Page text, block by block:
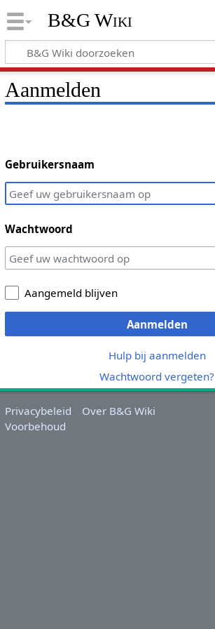
B&G Wiki
Aanmelden
Gebruikersnaam
Wachtwoord
Aangemeld blijven
Aanmelden
Hulp bij aanmelden
Wachtwoord vergeten?
Privacybeleid
Over B&G Wiki
Voorbehoud